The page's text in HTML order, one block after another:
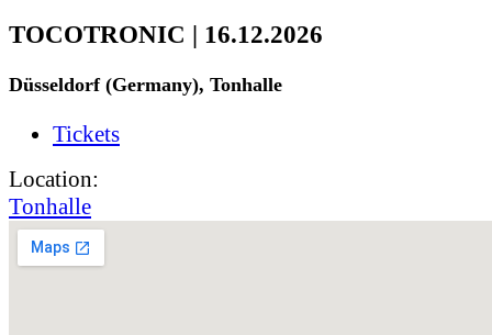
TOCOTRONIC | 16.12.2026
Düsseldorf (Germany), Tonhalle
Tickets
Location:
Tonhalle